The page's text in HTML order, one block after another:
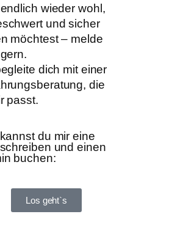
wieder wohl,
und sicher
möchtest – melde
dich mit einer
die
passt.
du mir eine
und einen
buchen:
Los geht`s